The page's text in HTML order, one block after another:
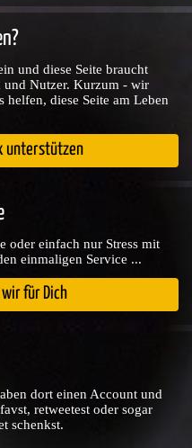
und diese Seite braucht
und Nutzer. Kurzum - wir
diese Seite am Leben
unterstützen
oder einfach nur Stress mit
einmaligen Service ...
wir für Dich
dort einen Account und
retweetest oder sogar
schenkst.